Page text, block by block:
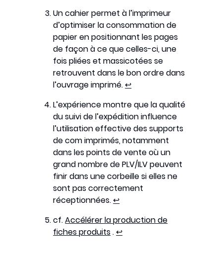
Un cahier permet à l’imprimeur
d’optimiser la consommation de
papier en positionnant les pages
de façon à ce que celles-ci, une
fois pliées et massicotées se
retrouvent dans le bon ordre dans
l’ouvrage imprimé.↩︎
L’expérience montre que la qualité
du suivi de l’expédition influence
l’utilisation effective des supports
de com imprimés, notamment
dans les points de vente où un
grand nombre de PLV/ILV peuvent
finir dans une corbeille si elles ne
sont pas correctement
réceptionnées.↩︎
cf.Accélérer la production de
fiches produits.↩︎